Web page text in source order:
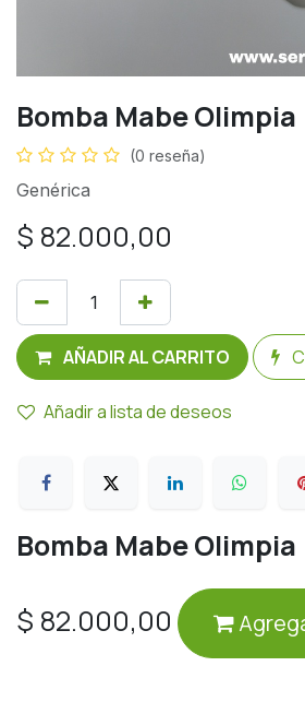
Bomba Mabe Olimpia
(0 reseña)
Genérica
$ 82.000,00
AÑADIR AL CARRITO
Añadir a lista de deseos
Bomba Mabe Olimpia
$ 82.000,00